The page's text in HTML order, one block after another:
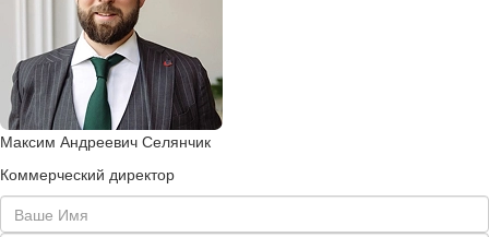
Максим Андреевич Селянчик
Коммерческий директор